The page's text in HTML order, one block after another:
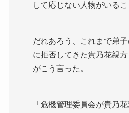
して応じない人物がいるこ
だれあろう、これまで弟
に拒否してきた貴乃花親
がこう言った。
「危機管理委員会が貴乃